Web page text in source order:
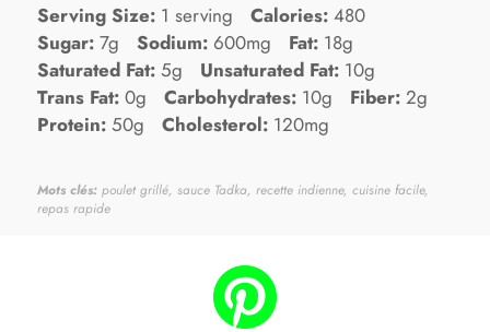
Serving Size: 1 serving Calories: 480
Sugar: 7g Sodium: 600mg Fat: 18g
Saturated Fat: 5g Unsaturated Fat: 10g
Trans Fat: 0g Carbohydrates: 10g Fiber: 2g
Protein: 50g Cholesterol: 120mg
Mots clés: poulet grillé, sauce Tadka, recette indienne, cuisine facile,
repas rapide